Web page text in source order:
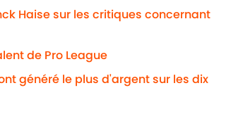
Haise sur les critiques concernant
de Pro League
généré le plus d'argent sur les dix